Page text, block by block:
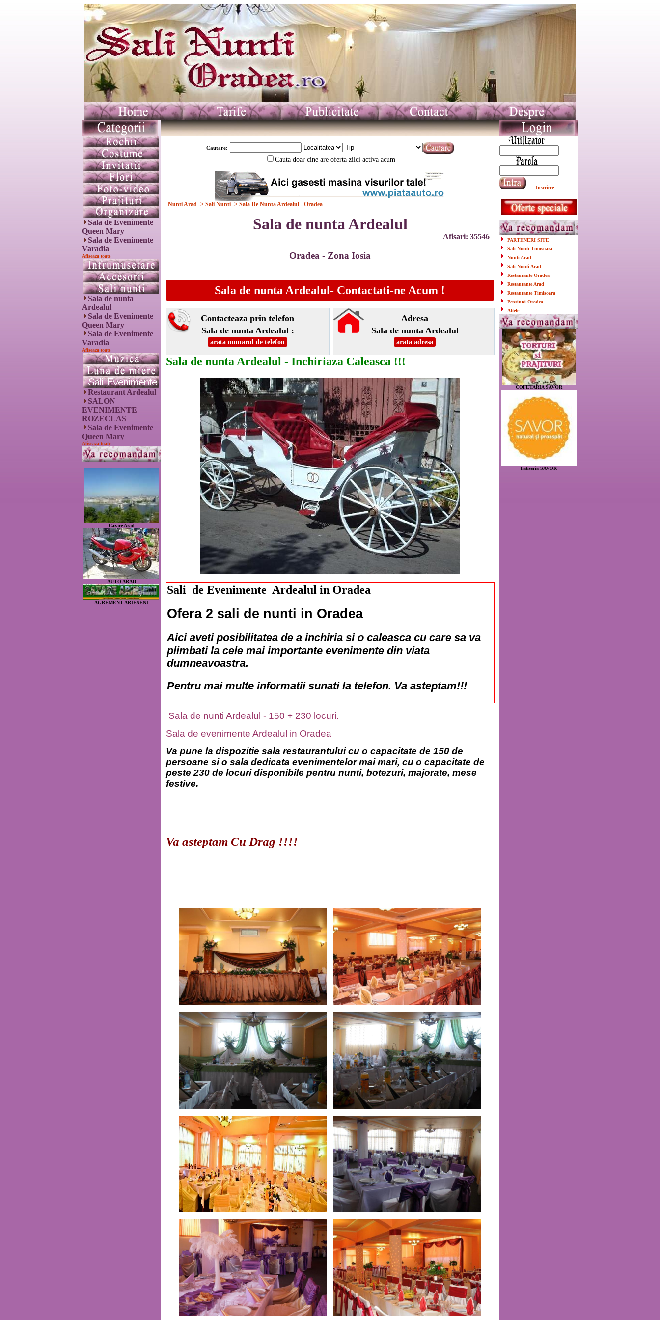
Sala de Evenimente
Queen Mary
Sala de Evenimente
Varadia
Afiseaza toate
Sala de nunta
Ardealul
Sala de Evenimente
Queen Mary
Sala de Evenimente
Varadia
Afiseaza toate
Restaurant Ardealul
SALON
EVENIMENTE
ROZECLAS
Sala de Evenimente
Queen Mary
Afiseaza toate
Cazare Arad
AUTO ARAD
AGREMENT ARIESENI
Cautare:
Cauta doar cine are oferta zilei activa acum
Nunti Arad -> Sali Nunti -> Sala De Nunta Ardealul - Oradea
Sala de nunta Ardealul
Afisari: 35546
Oradea - Zona Iosia
Sala de nunta Ardealul- Contactati-ne Acum !
Contacteaza prin telefon
Sala de nunta Ardealul :
arata numarul de telefon
Adresa
Sala de nunta Ardealul
arata adresa
Sala de nunta Ardealul - Inchiriaza Caleasca !!!
Sali de Evenimente Ardealul in Oradea
Ofera 2 sali de nunti in Oradea
Aici aveti posibilitatea de a inchiria si o caleasca cu care sa va
plimbati la cele mai importante evenimente din viata
dumneavoastra.
Pentru mai multe informatii sunati la telefon. Va asteptam!!!
Sala de nunti Ardealul - 150 + 230 locuri.
Sala de evenimente Ardealul in Oradea
Va pune la dispozitie sala restaurantului cu o capacitate de 150 de
persoane si o sala dedicata evenimentelor mai mari, cu o capacitate de
peste 230 de locuri disponibile pentru nunti, botezuri, majorate, mese
festive.
Va asteptam Cu Drag !!!!
Inscriere
PARTENERI SITE
Sali Nunti Timisoara
Nunti Arad
Sali Nunti Arad
Restaurante Oradea
Restaurante Arad
Restaurante Timisoara
Pensiuni Oradea
Altele
COFETARIA SAVOR
Patiseria SAVOR